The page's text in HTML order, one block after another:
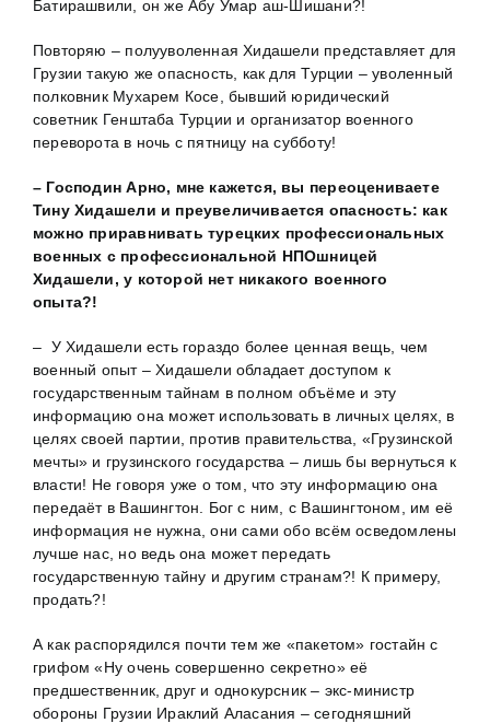
Батирашвили, он же Абу Умар аш-Шишани?!
Повторяю – полууволенная Хидашели представляет для
Грузии такую же опасность, как для Турции – уволенный
полковник Мухарем Косе, бывший юридический
советник Генштаба Турции и организатор военного
переворота в ночь с пятницу на субботу!
– Господин Арно, мне кажется, вы переоцениваете
Тину Хидашели и преувеличивается опасность: как
можно приравнивать турецких профессиональных
военных с профессиональной НПОшницей
Хидашели, у которой нет никакого военного
опыта?!
– У Хидашели есть гораздо более ценная вещь, чем
военный опыт – Хидашели обладает доступом к
государственным тайнам в полном объёме и эту
информацию она может использовать в личных целях, в
целях своей партии, против правительства, «Грузинской
мечты» и грузинского государства – лишь бы вернуться к
власти! Не говоря уже о том, что эту информацию она
передаёт в Вашингтон. Бог с ним, с Вашингтоном, им её
информация не нужна, они сами обо всём осведомлены
лучше нас, но ведь она может передать
государственную тайну и другим странам?! К примеру,
продать?!
А как распорядился почти тем же «пакетом» гостайн с
грифом «Ну очень совершенно секретно» её
предшественник, друг и однокурсник – экс-министр
обороны Грузии Ираклий Аласания – сегодняшний